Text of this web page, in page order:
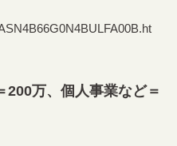
200万、個人事業など＝